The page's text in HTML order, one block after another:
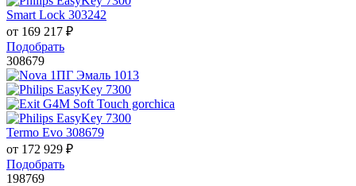
Smart Lock 303242
от 169 217 ₽
Подобрать
308679
Termo Evo 308679
от 172 929 ₽
Подобрать
198769